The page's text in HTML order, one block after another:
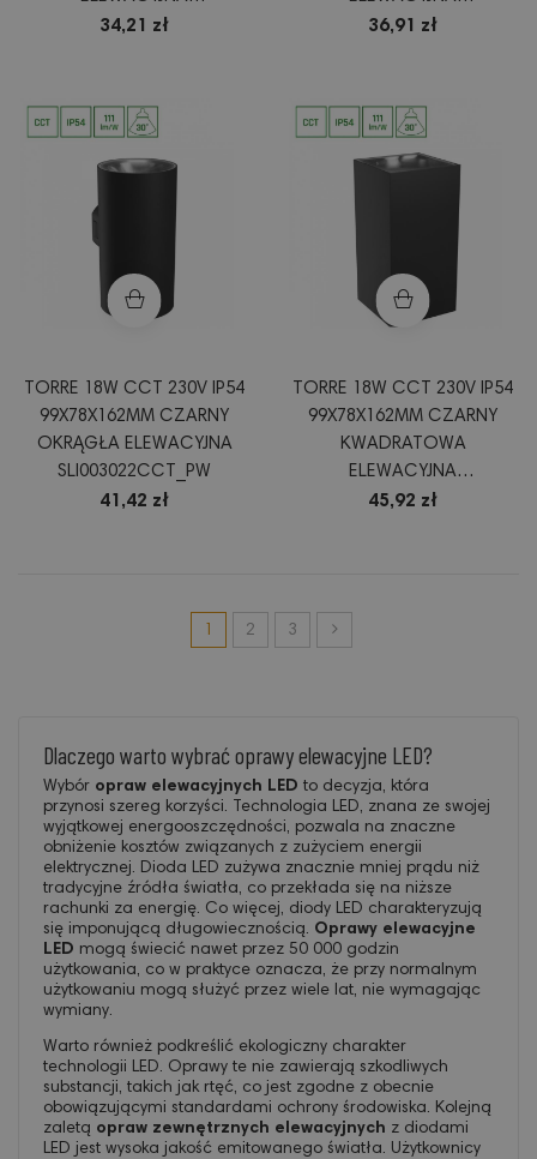
SLI003023CCT_PW
34,21 zł
SLI003027CCT_PW
36,91 zł
TORRE 18W CCT 230V IP54
99X78X162MM CZARNY
OKRĄGŁA ELEWACYJNA
SLI003022CCT_PW
41,42 zł
TORRE 18W CCT 230V IP54
99X78X162MM CZARNY
KWADRATOWA
ELEWACYJNA
SLI003024CCT_PW
45,92 zł
1 2 3
Dlaczego warto wybrać oprawy elewacyjne LED?
Wybór opraw elewacyjnych LED to decyzja, która
przynosi szereg korzyści. Technologia LED, znana ze swojej
wyjątkowej energooszczędności, pozwala na znaczne
obniżenie kosztów związanych z zużyciem energii
elektrycznej. Dioda LED zużywa znacznie mniej prądu niż
tradycyjne źródła światła, co przekłada się na niższe
rachunki za energię. Co więcej, diody LED charakteryzują
się imponującą długowiecznością. Oprawy elewacyjne
LED mogą świecić nawet przez 50 000 godzin
użytkowania, co w praktyce oznacza, że przy normalnym
użytkowaniu mogą służyć przez wiele lat, nie wymagając
wymiany.
Warto również podkreślić ekologiczny charakter
technologii LED. Oprawy te nie zawierają szkodliwych
substancji, takich jak rtęć, co jest zgodne z obecnie
obowiązującymi standardami ochrony środowiska. Kolejną
zaletą opraw zewnętrznych elewacyjnych z diodami
LED jest wysoka jakość emitowanego światła. Użytkownicy